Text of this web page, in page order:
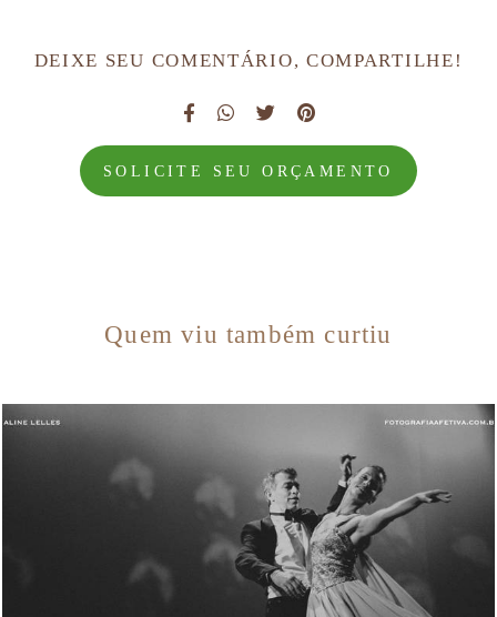
DEIXE SEU COMENTÁRIO, COMPARTILHE!
SOLICITE SEU ORÇAMENTO
Quem viu também curtiu